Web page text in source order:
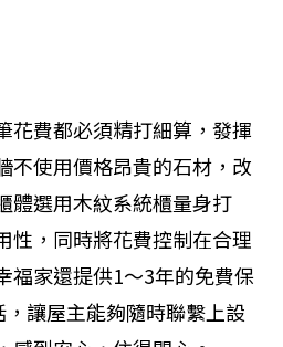
花費都必須精打細算，發揮
不使用價格昂貴的石材，改
體選用木紋系統櫃量身打
性，同時將花費控制在合理
福家還提供1～3年的免費保
讓屋主能夠隨時聯繫上設